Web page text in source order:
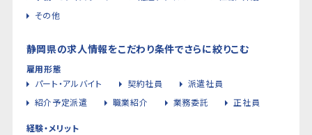
その他
静岡県の求人情報をこだわり条件でさらに絞りこむ
雇用形態
パート・アルバイト
契約社員
派遣社員
紹介予定派遣
職業紹介 業務委託 正社員
経験・メリット